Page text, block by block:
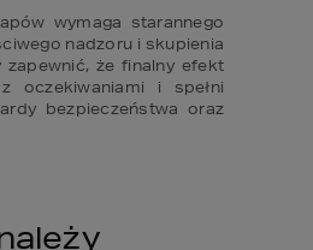
wymaga starannego
nadzoru i skupienia
zapewnić, że finalny efekt
oczekiwaniami i spełni
bezpieczeństwa oraz